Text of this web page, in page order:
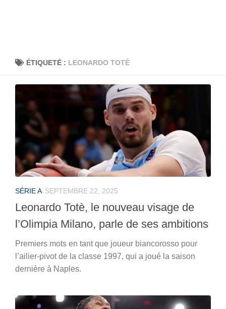
ÉTIQUETÉ : LEONARDO TOTÉ
SÉRIE A SEPTEMBRE 22, 2025
Leonardo Totè, le nouveau visage de
l’Olimpia Milano, parle de ses ambitions
Premiers mots en tant que joueur biancorosso pour
l’ailier-pivot de la classe 1997, qui a joué la saison
dernière à Naples.